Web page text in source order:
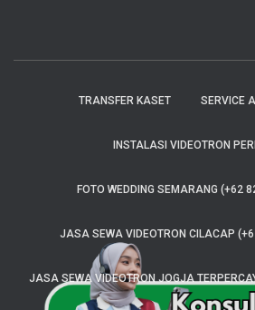
TRANSFER KASET SERVICE
INSTALASI VIDEOTRON
FOTO WEDDING SEMARANG (+62
JASA SEWA VIDEOTRON CILACAP
JASA SEWA VIDEOTRON JOGJA